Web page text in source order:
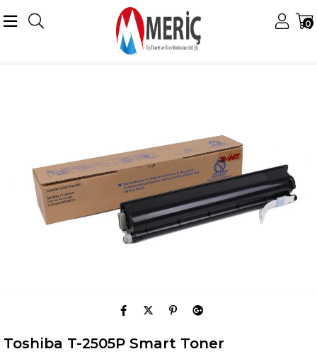
0
Toshiba Dijital Toner T-2505 Toner
Toshiba T-2505P Smart Toner